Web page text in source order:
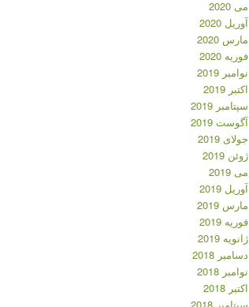
می 2020
آوریل 2020
مارس 2020
فوریه 2020
نوامبر 2019
اکتبر 2019
سپتامبر 2019
آگوست 2019
جولای 2019
ژوئن 2019
می 2019
آوریل 2019
مارس 2019
فوریه 2019
ژانویه 2019
دسامبر 2018
نوامبر 2018
اکتبر 2018